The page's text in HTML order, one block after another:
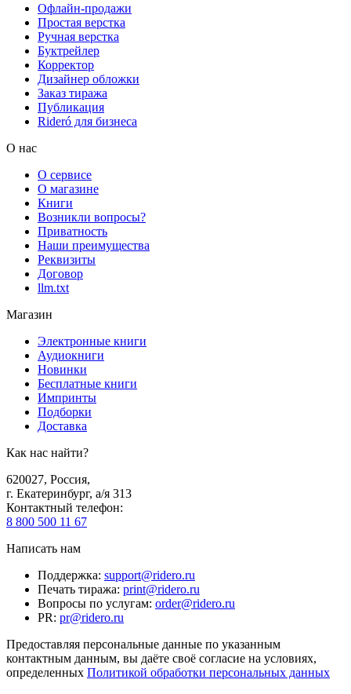
Офлайн-продажи
Простая верстка
Ручная верстка
Буктрейлер
Корректор
Дизайнер обложки
Заказ тиража
Публикация
Rideró для бизнеса
О нас
О сервисе
О магазине
Книги
Возникли вопросы?
Приватность
Наши преимущества
Реквизиты
Договор
llm.txt
Магазин
Электронные книги
Аудиокниги
Новинки
Бесплатные книги
Импринты
Подборки
Доставка
Как нас найти?
620027, Россия,
г. Екатеринбург, а/я 313
Контактный телефон:
8 800 500 11 67
Написать нам
Поддержка: support@ridero.ru
Печать тиража: print@ridero.ru
Вопросы по услугам: order@ridero.ru
PR: pr@ridero.ru
Предоставляя персональные данные по указанным
контактным данным, вы даёте своё согласие на условиях,
определенных Политикой обработки персональных данных